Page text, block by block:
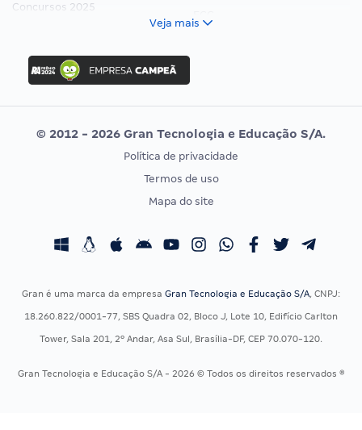
Concursos 2025
Concurso Ibama
Concurso MPU
Editais publicados
Vunesp
CONCURSOS POR PROFISSÃO
Concursos Fiscais
Concursos Saúde
Residência Multiprofissional
EXAME DE ORDEM
Calendário OAB
Veja mais
© 2012 - 2026 Gran Tecnologia e Educação S/A.
Política de privacidade
Termos de uso
Mapa do site
Gran é uma marca da empresa Gran Tecnologia e Educação S/A, CNPJ:
18.260.822/0001-77, SBS Quadra 02, Bloco J, Lote 10, Edifício Carlton
Tower, Sala 201, 2º Andar, Asa Sul, Brasília-DF, CEP 70.070-120.
Gran Tecnologia e Educação S/A - 2026 © Todos os direitos reservados ®